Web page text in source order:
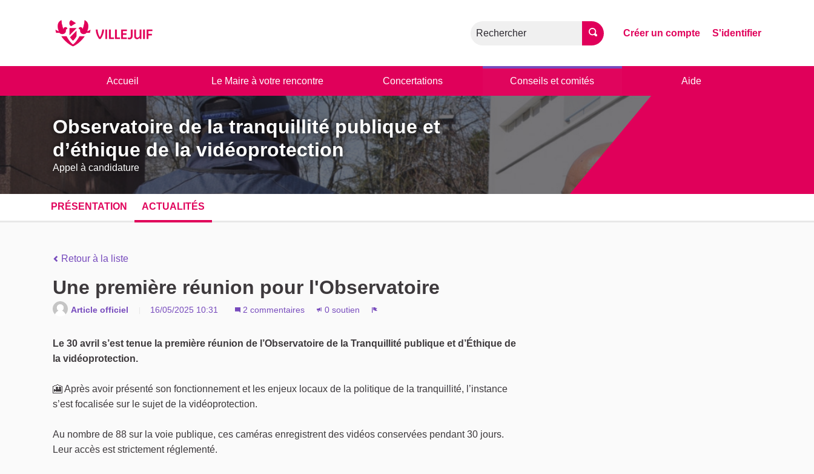
Rechercher Créer un compte S'identifier
Accueil Le Maire à votre rencontre Concertations Conseils et comités Aide
Observatoire de la tranquillité publique et
d’éthique de la vidéoprotection
Appel à candidature
PRÉSENTATION ACTUALITÉS
Retour à la liste
Une première réunion pour l'Observatoire
Article officiel 16/05/2025 10:31 2 commentaires
0 soutien
Le 30 avril s’est tenue la première réunion de l’Observatoire de la Tranquillité publique et d’Éthique de
la vidéoprotection.
🎦 Après avoir présenté son fonctionnement et les enjeux locaux de la politique de la tranquillité, l’instance
s’est focalisée sur le sujet de la vidéoprotection.
Au nombre de 88 sur la voie publique, ces caméras enregistrent des vidéos conservées pendant 30 jours.
Leur accès est strictement réglementé.